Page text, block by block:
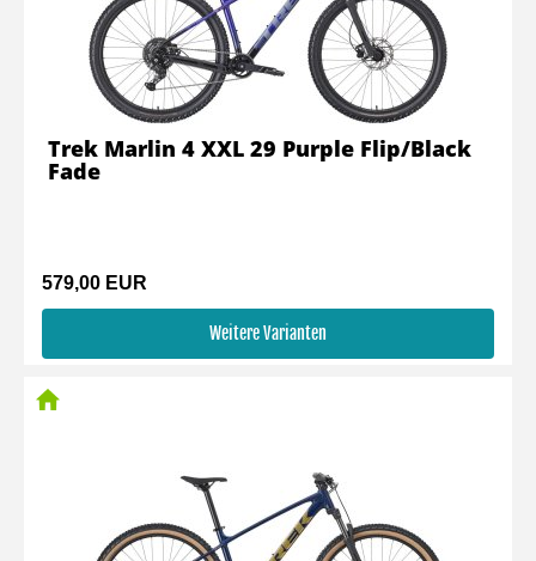
579,00 EUR
Weitere Varianten
Trek Marlin 4 XXL 29 Purple Flip/Black
Fade